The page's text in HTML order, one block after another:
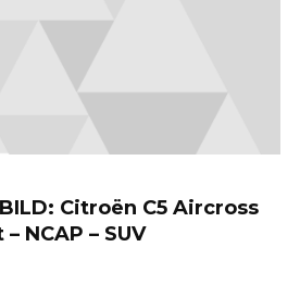
Citroën C5 Aircross
NCAP – SUV